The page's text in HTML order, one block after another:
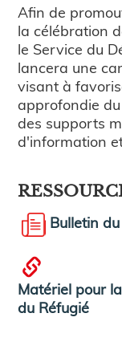
Afin de
la célébration
le Service du
lancera une
visant à
approfondie
des supports
d'information
Bulletin
Matériel pour
du Réfugié